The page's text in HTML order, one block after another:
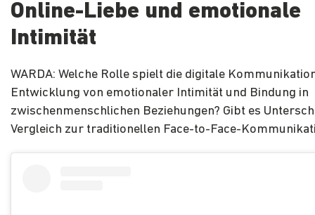
Online-Liebe und emotionale
Intimität
WARDA: Welche Rolle spielt die digitale
Entwicklung von emotionaler Intimität und Bindung in
zwischenmenschlichen Beziehungen? Gibt es
Vergleich zur traditionellen Face-to-Face-